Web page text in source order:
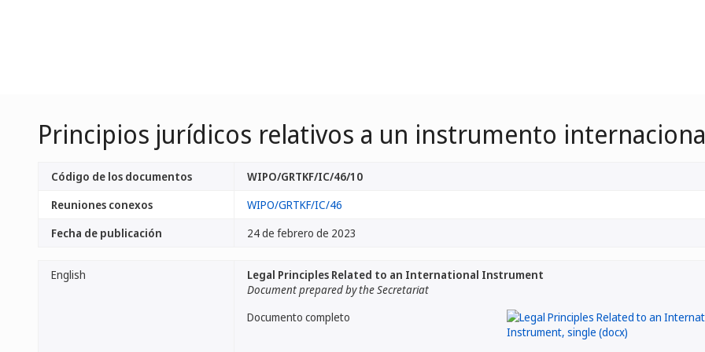
Principios jurídicos relativos a un instrumento
Código de los documentos
WIPO/GRTKF/IC/46/10
Reuniones conexos
WIPO/GRTKF/IC/46
Fecha de publicación
24 de febrero de 2023
English
Legal Principles Related to an International Instrument
Document prepared by the Secretariat
Documento completo